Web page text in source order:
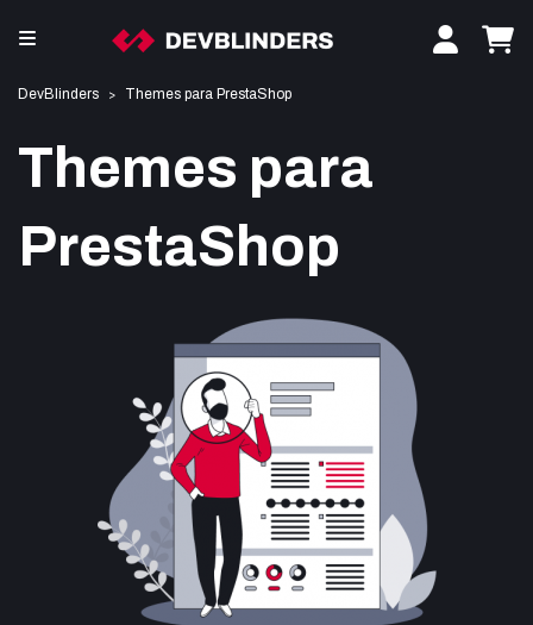
DevBlinders Themes para PrestaShop
Themes para
PrestaShop